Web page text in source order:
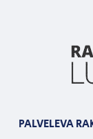
PALVELEVA